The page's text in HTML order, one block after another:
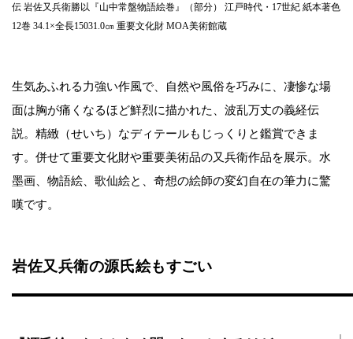
伝 岩佐又兵衛勝以『山中常盤物語絵巻』（部分） 江戸時代・17世紀 紙本著色
12巻 34.1×全長15031.0㎝ 重要文化財 MOA美術館蔵
生気あふれる力強い作風で、自然や風俗を巧みに、凄惨な場
面は胸が痛くなるほど鮮烈に描かれた、波乱万丈の義経伝
説。精緻（せいち）なディテールもじっくりと鑑賞できま
す。併せて重要文化財や重要美術品の又兵衛作品を展示。水
墨画、物語絵、歌仙絵と、奇想の絵師の変幻自在の筆力に驚
嘆です。
岩佐又兵衛の源氏絵もすごい